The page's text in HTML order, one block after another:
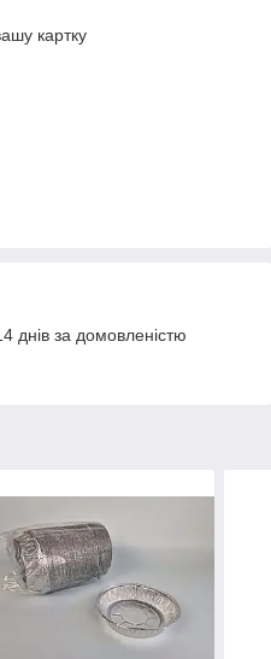
картку
днів за домовленістю